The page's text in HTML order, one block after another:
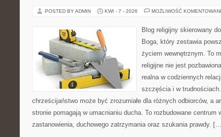
POSTED BY ADMIN KWI - 7 - 2026 MOŻLIWOŚĆ
Blog religijny skierowany
Boga, który zestawia
życiem wewnętrznym. To
religijne nie jest
realna w codziennych
szczęścia i w
chrześcijaństwo może być zrozumiałe dla różnych odbiorców, a
stronie pomagają w umacnianiu ducha. To rozbudowane centrum
zastanowienia, duchowego zatrzymania oraz szukania prawdy.